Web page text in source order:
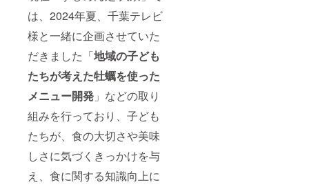
は、2024年夏、千葉テレビ
様と一緒に企画させていた
だきました「地域の子ども
たちが考えた牡蠣を使った
メニュー開発 」などの取り
組みを行っており、子ども
たちが、食の大切さや美味
しさに気づくきっかけを与
え、食に関する知識向上に